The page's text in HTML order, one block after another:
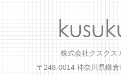
株式会社クスクス
〒248-0014 神奈川県鎌